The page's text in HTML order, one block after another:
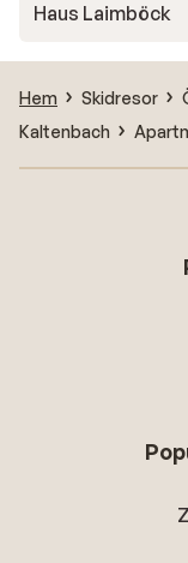
Haus Laimböck
Hem Skidresor
Kaltenbach